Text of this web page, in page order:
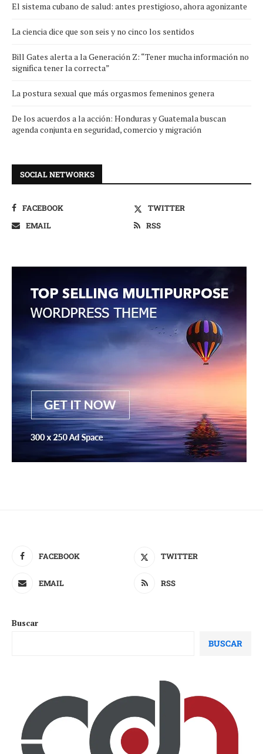
El sistema cubano de salud: antes prestigioso, ahora agonizante
La ciencia dice que son seis y no cinco los sentidos
Bill Gates alerta a la Generación Z: “Tener mucha información no
significa tener la correcta”
La postura sexual que más orgasmos femeninos genera
De los acuerdos a la acción: Honduras y Guatemala buscan
agenda conjunta en seguridad, comercio y migración
SOCIAL NETWORKS
FACEBOOK
TWITTER
EMAIL
RSS
FACEBOOK TWITTER
EMAIL RSS
Buscar
BUSCAR